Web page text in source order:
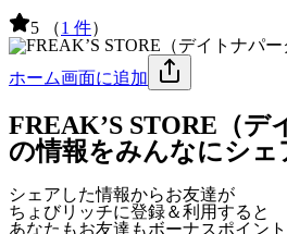
5 （1 件）
ホーム画面に追加
FREAK’S STORE（デ
の情報をみんなにシェ
シェアした情報からお友達が
ちょびリッチに登録＆利用すると
あなたもお友達もボーナスポイント